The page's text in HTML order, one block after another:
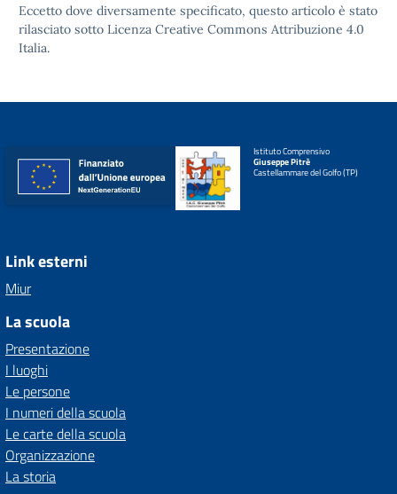
Eccetto dove diversamente specificato, questo articolo è stato
rilasciato sotto Licenza Creative Commons Attribuzione 4.0
Italia.
Istituto Comprensivo
Giuseppe Pitrè
Castellammare del Golfo (TP)
Link esterni
Miur
La scuola
Presentazione
I luoghi
Le persone
I numeri della scuola
Le carte della scuola
Organizzazione
La storia